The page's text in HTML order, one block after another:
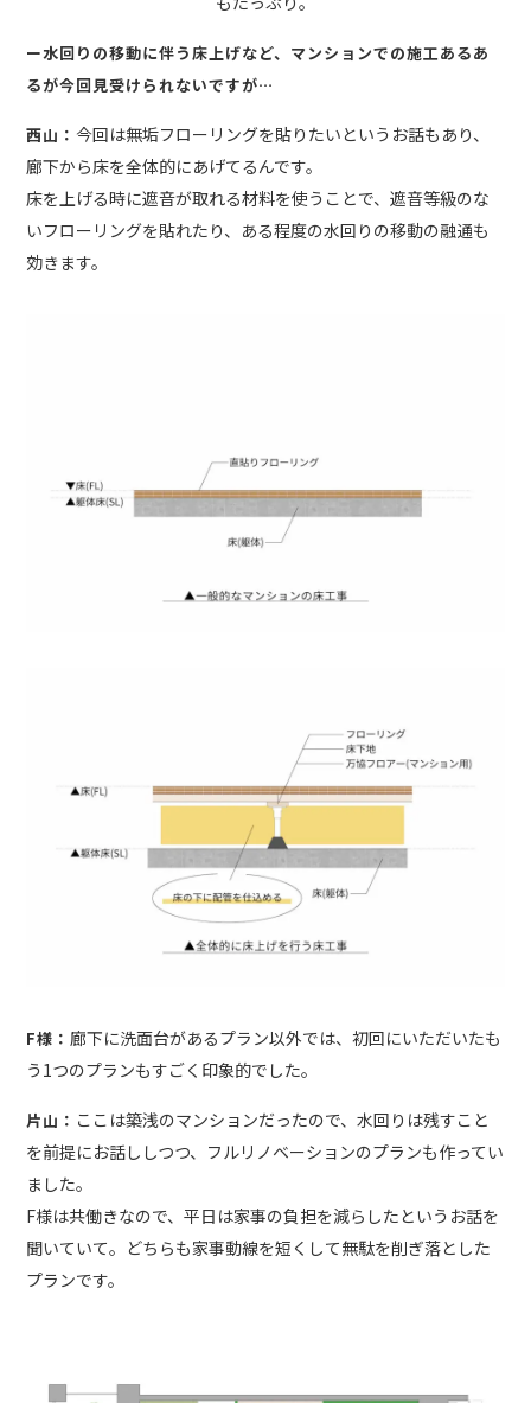
ー水回りの移動に伴う床上げなど、マンションでの施工あるあ
るが今回見受けられないですが…
西山：今回は無垢フローリングを貼りたいというお話もあり、
廊下から床を全体的にあげてるんです。
床を上げる時に遮音が取れる材料を使うことで、遮音等級のな
いフローリングを貼れたり、ある程度の水回りの移動の融通も
効きます。
F様：廊下に洗面台があるプラン以外では、初回にいただいたも
う1つのプランもすごく印象的でした。
片山： ここは築浅のマンションだったので、水回りは残すこと
を前提にお話ししつつ、フルリノベーションのプランも作ってい
ました。
F様は共働きなので、平日は家事の負担を減らしたというお話を
聞いていて。どちらも家事動線を短くして無駄を削ぎ落とした
プランです。